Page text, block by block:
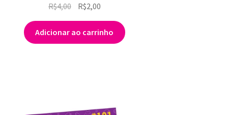
R$4,00
preço
original
era:
R$2,00O
preço
atual
é:
Adicionar ao carrinho